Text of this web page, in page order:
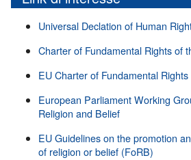
Universal Declation of Human
Charter of Fundamental Rights of
EU Charter of Fundamental Rights
European Parliament Working
Religion and Belief
EU Guidelines on the promotion
of religion or belief (FoRB)